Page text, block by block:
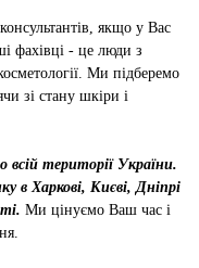
якщо у Вас
фахівці - це люди з
Ми підберемо
зі стану шкіри і
території України.
в Харкові, Києві, Дніпрі
Ми цінуємо Ваш час і